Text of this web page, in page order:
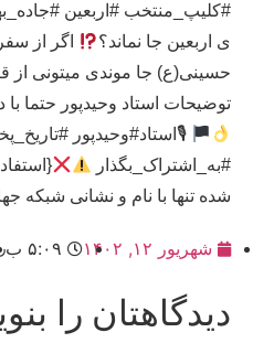
#کلیپ_منتخب #اربعین
ی اربعین جا نماند؟
اگر از
حسینی(ع) جا موندی میتونی از
توضیحات استاد وحیدپور حتما
🎙استاد#وحیدپور #تاریخ_پخش :
#به_اشتراک_بگذار
شده تنها با نام و نشانی شبکه
شهریور ۱۲, ۱۴۰۲ ۵:۰۹ ب٫ظ
دیدگاهتان را